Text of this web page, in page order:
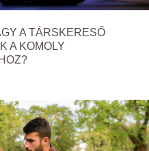
A TÁRSKERESŐ
A KOMOLY